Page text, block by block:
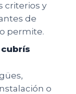
criterios y
de
permite.
o